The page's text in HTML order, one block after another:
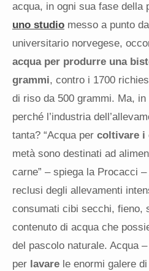
acqua, in ogni sua fase della
uno studio messo a punto
universitario norvegese,
acqua per produrre una
grammi, contro i 1700
di riso da 500 grammi. Ma,
perché l’industria
tanta? “Acqua per coltivare i
metà sono destinati ad
carne” – spiega la Procacci
reclusi degli allevamenti
consumati cibi secchi, fieno,
contenuto di acqua che
del pascolo naturale. Acqua
per lavare le enormi galere